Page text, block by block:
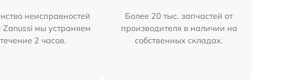
неисправностей
Zanussi мы устраняем
2 часов.
Более 20 тыс. запчастей от
производителя в наличии на
собственных складах.